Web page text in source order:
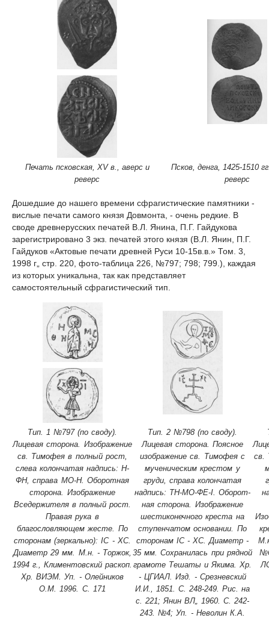
Печать псковская, XV в., аверс и
реверс
Псков, денга, 1425-1510
реверс
Дошедшие до нашего времени сфрагистические памятники -
вислые печати самого князя Довмонта, - очень редкие. В
своде древнерусских печатей В.Л. Яни­на, П.Г. Гайдукова
зарегистрировано 3 экз. печатей этого князя (В.Л. Янин, П.Г.
Гайдуков «Актовые печати древней Руси 10-15в.в.» Том. 3,
1998 г„ стр. 220, фото-таблица 226, №797; 798; 799.), каждая
из ко­торых уникальна, так как представляет
самостоятельный сфрагистический тип.
Тип. 1 №797 (по своду).
Лицевая сторона. Изображение
св. Тимофея в пол­ный рост,
слева колончатая надпись: Н-
ФН, справа МО-Н. Оборотная
сторона. Изображение
Вседержителя в полный рост.
Правая рука в
благословляющем жесте. По
сторонам (зеркально): ІС - ХС.
Диаметр 29 мм. М.н. - Торжок,
1994 г., Климентовский раскоп.
Хр. ВИЭМ. Уп. - Олейников
О.М. 1996. С. 171
Тип. 2 №798 (по своду).
Лицевая сторона. Поясное
изображение св. Тимофея с
мученическим крестом у
груди, справа колончатая
надпись: ТН-МО-ФЕ-І. Оборот­
ная сторона. Изображение
шестиконечного креста на
ступенчатом основании. По
сторонам ІС - ХС. Диаметр -
35 мм. Сохранилась при рядной
грамоте Тешаты и Якима. Хр.
- ЦГИАЛ. Изд. - Срезневский
И.И., 1851. С. 248-249. Рис. на
с. 221; Янин ВЛ„ 1960. С. 242-
243. №4; Уп. - Неволин К.А.
св.